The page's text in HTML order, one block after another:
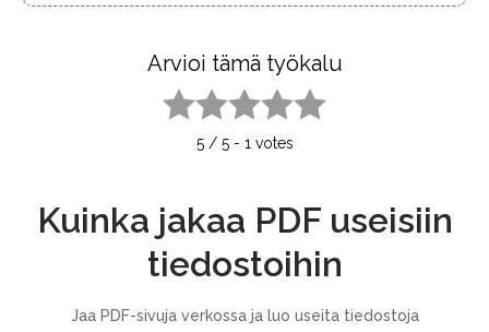
Arvioi tämä työkalu
5/ 5- 1 votes
Kuinka jakaa PDF useisiin
tiedostoihin
Jaa PDF-sivuja verkossa ja luo useita tiedostoja